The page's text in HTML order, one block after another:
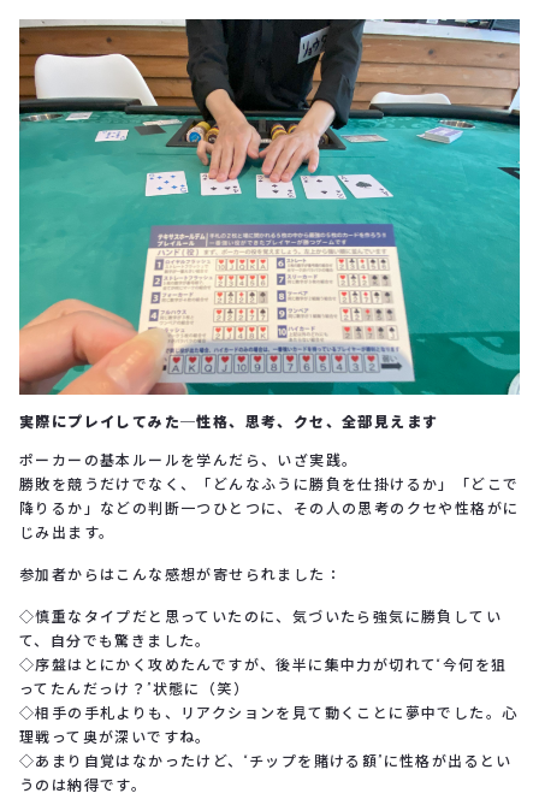
実際にプレイしてみた─性格、思考、クセ、全部見えます
ポーカーの基本ルールを学んだら、いざ実践。
勝敗を競うだけでなく、「どんなふうに勝負を仕掛けるか」「どこで
降りるか」などの判断一つひとつに、その人の思考のクセや性格がに
じみ出ます。
参加者からはこんな感想が寄せられました：
◇慎重なタイプだと思っていたのに、気づいたら強気に勝負してい
て、自分でも驚きました。
◇序盤はとにかく攻めたんですが、後半に集中力が切れて“今何を狙
ってたんだっけ？”状態に（笑）
◇相手の手札よりも、リアクションを見て動くことに夢中でした。心
理戦って奥が深いですね。
◇あまり自覚はなかったけど、“チップを賭ける額”に性格が出るとい
うのは納得です。